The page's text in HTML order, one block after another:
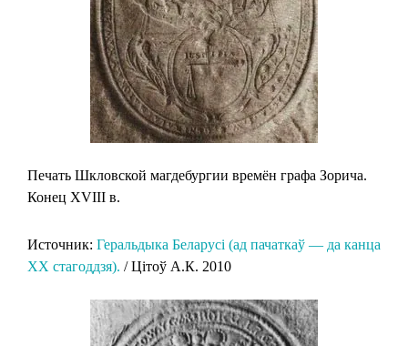
Печать Шкловской магдебургии времён графа Зорича.
Конец XVIII в.
Источник: Геральдыка Беларусi (ад пачаткаў — да канца
XX стагоддзя). / Цітоў А.К. 2010